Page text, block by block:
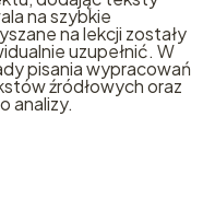
na szybkie
na lekcji zostały
uzupełnić. W
pisania wypracowań
źródłowych oraz
analizy.